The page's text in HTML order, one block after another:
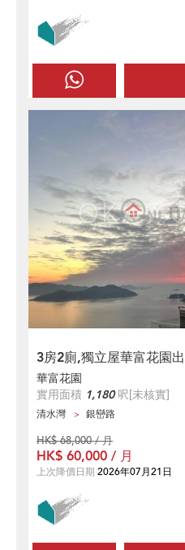
3房2廁,獨立屋華富花園
華富花園
實用面積 1,180呎[未核實]
清水灣 銀巒路
HK$ 68,000 / 月
HK$ 60,000 / 月
上次降價日期 2026年07月21日